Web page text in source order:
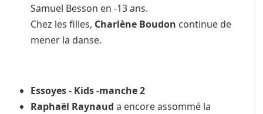
Samuel Besson en -13 ans.
Chez les filles, Charlène Boudon continue de
mener la danse.
Essoyes - Kids -manche 2
Raphaël Raynaud a encore assommé la